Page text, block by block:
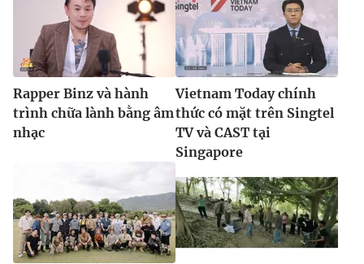
Rapper Binz và hành
trình chữa lành bằng âm
nhạc
Vietnam Today chính
thức có mặt trên Singtel
TV và CAST tại
Singapore